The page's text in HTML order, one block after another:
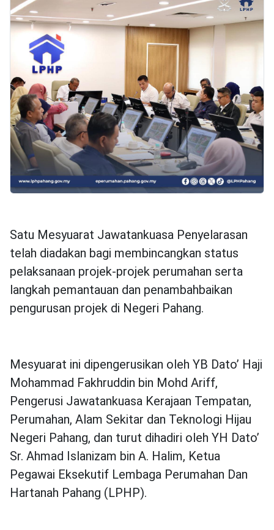
Satu Mesyuarat Jawatankuasa Penyelarasan
telah diadakan bagi membincangkan status
pelaksanaan projek-projek perumahan serta
langkah pemantauan dan penambahbaikan
pengurusan projek di Negeri Pahang.
Mesyuarat ini dipengerusikan oleh YB Dato’ Haji
Mohammad Fakhruddin bin Mohd Ariff,
Pengerusi Jawatankuasa Kerajaan Tempatan,
Perumahan, Alam Sekitar dan Teknologi Hijau
Negeri Pahang, dan turut dihadiri oleh YH Dato’
Sr. Ahmad Islanizam bin A. Halim, Ketua
Pegawai Eksekutif Lembaga Perumahan Dan
Hartanah Pahang (LPHP).